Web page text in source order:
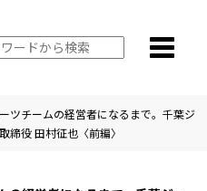
ツチームの経営者になるまで。千葉ジ
役 田村征也〈前編〉